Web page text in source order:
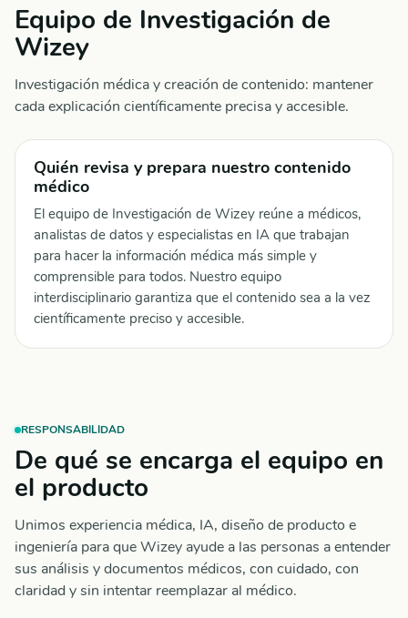
Equipo de Investigación de
Wizey
Investigación médica y creación de contenido: mantener
cada explicación científicamente precisa y accesible.
Quién revisa y prepara nuestro contenido
médico
El equipo de Investigación de Wizey reúne a médicos,
analistas de datos y especialistas en IA que trabajan
para hacer la información médica más simple y
comprensible para todos. Nuestro equipo
interdisciplinario garantiza que el contenido sea a la vez
científicamente preciso y accesible.
RESPONSABILIDAD
De qué se encarga el equipo en
el producto
Unimos experiencia médica, IA, diseño de producto e
ingeniería para que Wizey ayude a las personas a entender
sus análisis y documentos médicos, con cuidado, con
claridad y sin intentar reemplazar al médico.